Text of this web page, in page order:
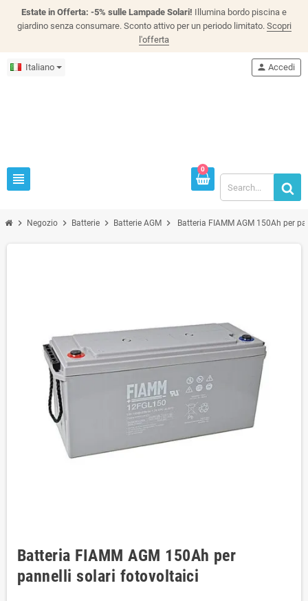
Estate in Offerta: -5% sulle Lampade Solari! Illumina bordo piscina e
giardino senza consumare. Sconto attivo per un periodo limitato. Scopri
l'offerta
Italiano
view_headline
person Accedi
0
chevron_right Negozio chevron_right Batterie chevron_right Batterie AGM chevron_right Batteria FIAMM AGM 150Ah per
Batteria FIAMM AGM 150Ah per
pannelli solari fotovoltaici